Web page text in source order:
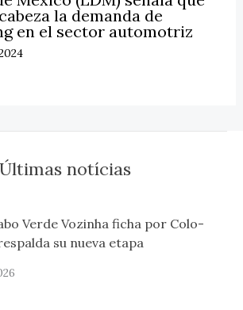
la demanda de
en el sector automotriz
Últimas notícias
Verde Vozinha ficha por Colo-
su nueva etapa